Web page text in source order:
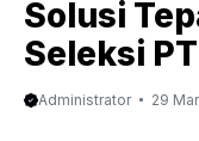
Solusi
Seleksi
Administrator 29